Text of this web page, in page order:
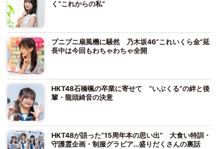
く“これからの私”
プニプニ扇風機に騒然 乃木坂46“これいくら金”延
長中は今回もわちゃわちゃ全開
HKT48石橋颯の卒業に寄せて “いぶくる”の絆と後
輩・龍頭綺音の決意
HKT48が語った“15周年本の思い出” 大食い特訓・
守護霊企画・制服グラビア…盛りだくさんの裏話